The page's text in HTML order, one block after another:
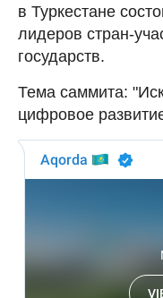
в Туркестане
лидеров стран-
государств.
Тема саммита:
цифровое